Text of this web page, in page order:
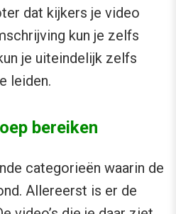
dat kijkers je video
kun je zelfs
je uiteindelijk zelfs
leiden.
bereiken
categorieën waarin de
Allereerst is er de